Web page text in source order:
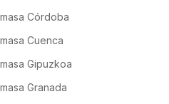
Córdoba
Cuenca
Gipuzkoa
Granada